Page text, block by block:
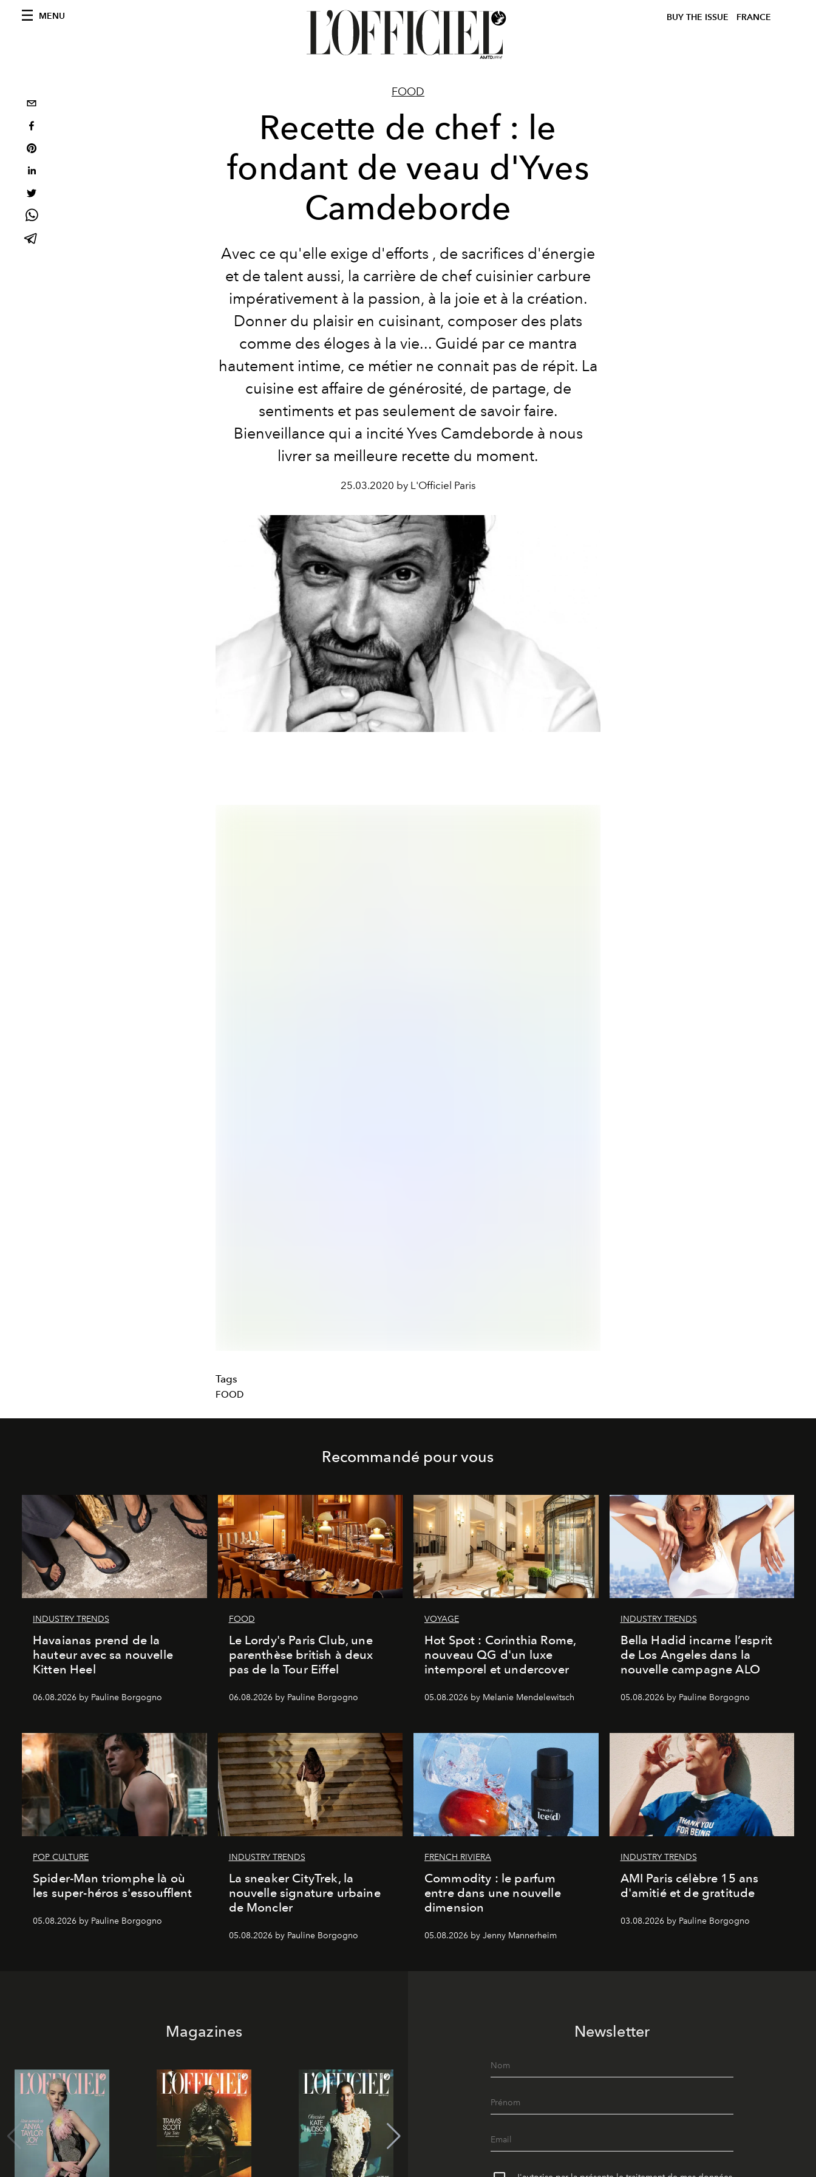
MENU BUY THE ISSUE FRANCE
FOOD
Recette de chef : le
fondant de veau d'Yves
Camdeborde
Avec ce qu'elle exige d'efforts , de sacrifices d'énergie
et de talent aussi, la carrière de chef cuisinier carbure
impérativement à la passion, à la joie et à la création.
Donner du plaisir en cuisinant, composer des plats
comme des éloges à la vie... Guidé par ce mantra
hautement intime, ce métier ne connait pas de répit. La
cuisine est affaire de générosité, de partage, de
sentiments et pas seulement de savoir faire.
Bienveillance qui a incité Yves Camdeborde à nous
livrer sa meilleure recette du moment.
25.03.2020 by L'Officiel Paris
Tags
FOOD
Recommandé pour vous
INDUSTRY TRENDS
Havaianas prend de la
hauteur avec sa nouvelle
Kitten Heel
06.08.2026 by Pauline Borgogno
FOOD
Le Lordy's Paris Club, une
parenthèse british à deux
pas de la Tour Eiffel
06.08.2026 by Pauline Borgogno
VOYAGE
Hot Spot : Corinthia Rome,
nouveau QG d'un luxe
intemporel et undercover
05.08.2026 by Melanie Mendelewitsch
INDUSTRY TRENDS
Bella Hadid incarne l’esprit
de Los Angeles dans la
nouvelle campagne ALO
05.08.2026 by Pauline Borgogno
POP CULTURE
Spider-Man triomphe là où
les super-héros s'essoufflent
05.08.2026 by Pauline Borgogno
INDUSTRY TRENDS
La sneaker CityTrek, la
nouvelle signature urbaine
de Moncler
05.08.2026 by Pauline Borgogno
FRENCH RIVIERA
Commodity : le parfum
entre dans une nouvelle
dimension
05.08.2026 by Jenny Mannerheim
INDUSTRY TRENDS
AMI Paris célèbre 15 ans
d'amitié et de gratitude
03.08.2026 by Pauline Borgogno
Magazines Newsletter